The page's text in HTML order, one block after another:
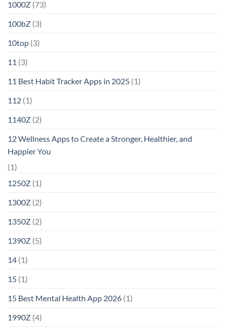
1000Z (73)
100bZ (3)
10top (3)
11 (3)
11 Best Habit Tracker Apps in 2025 (1)
112 (1)
1140Z (2)
12 Wellness Apps to Create a Stronger, Healthier, and
Happier You
(1)
1250Z (1)
1300Z (2)
1350Z (2)
1390Z (5)
14 (1)
15 (1)
15 Best Mental Health App 2026 (1)
1990Z (4)